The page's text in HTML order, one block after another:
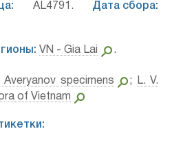
AL4791. Дата сбора:
VN - Gia Lai .
Averyanov specimens ;
L. V.
of Vietnam